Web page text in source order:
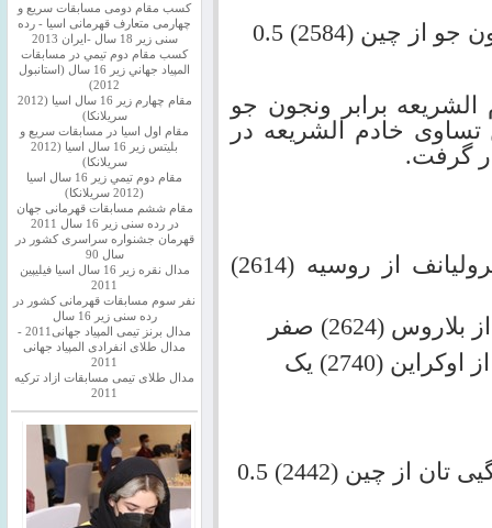
برابر ونجون جو
خادم الشریعه در
گرفت.
احسان قائم مقامی( 2524) یک – فرولیانف از روسیه (2614)
کسب مقام دومی مسابقات سریع و
چهارمی متعارف قهرمانی اسیا - رده
سنی زیر 18 سال -ایران 2013
كسب مقام دوم تيمي در مسابقات
المپياد جهاني زير 16 سال (استانبول
2012)
مقام چهارم زير 16 سال اسيا (2012
سريلانكا)
مقام اول اسيا در مسابقات سريع و
بليتس زير 16 سال اسيا (2012
سريلانكا)
مقام دوم تيمي زير 16 سال اسيا
(2012 سريلانكا)
مقام ششم مسابقات قهرمانی جهان
در رده سنی زیر 16 سال 2011
قهرمان جشنواره سراسری کشور در
سال 90
مدال نقره زیر 16 سال اسیا فیلیپین
2011
نفر سوم مسابقات قهرمانی کشور در
رده سنی زیر 16 سال
مدال برنز تیمی المپیاد جهانی2011 -
مدال طلای انفرادی المپیاد جهانی
2011
مدال طلای تیمی مسابقات ازاد ترکیه
2011